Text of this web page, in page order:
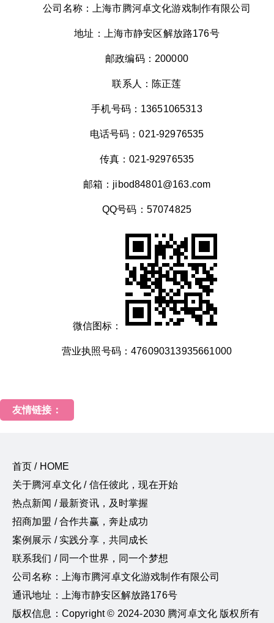
公司名称：上海市腾河卓文化游戏制作有限公司
地址：上海市静安区解放路176号
邮政编码：200000
联系人：陈正莲
手机号码：13651065313
电话号码：021-92976535
传真：021-92976535
邮箱：jibod84801@163.com
QQ号码：57074825
微信图标：
营业执照号码：476090313935661000
友情链接：
首页 / HOME
关于腾河卓文化 / 信任彼此，现在开始
热点新闻 / 最新资讯，及时掌握
招商加盟 / 合作共赢，奔赴成功
案例展示 / 实践分享，共同成长
联系我们 / 同一个世界，同一个梦想
公司名称：上海市腾河卓文化游戏制作有限公司
通讯地址：上海市静安区解放路176号
版权信息：Copyright © 2024-2030 腾河卓文化 版权所有